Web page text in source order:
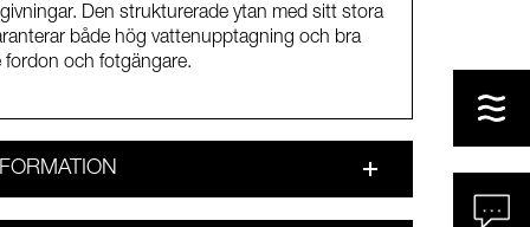
Den strukturerade ytan med sitt stora
både hög vattenupptagning och bra
fordon och fotgängare.